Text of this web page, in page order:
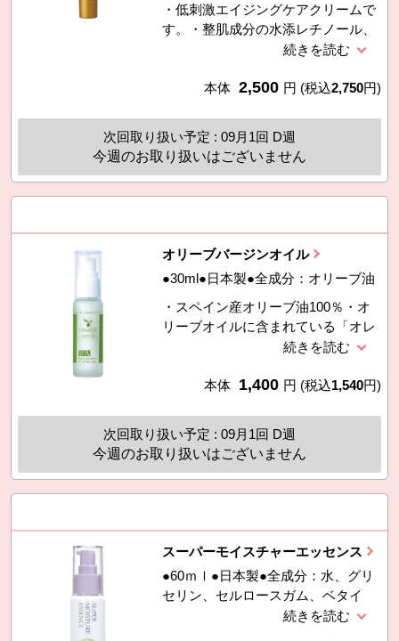
チルグルセス−２０、ステアリン酸
グリセリル（ＳＥ）、ベヘニルアル
コール、バチルアルコール、ステア
（カプリル／カプリン酸）グリセリ
アルロン酸、ラウロイルグルタミン
酸ジ（フィトステリル／オクチルド
・低刺激エイジングケアクリームで
す。・整肌成分の水添レチノール、
コエンザイムQ10と、メロン胎座エ
エキスなど5種のうるおい成分を配
済み。スティンギングテスト済み。
（スティンギングテストとは、塗布
した時の皮膚への刺激（ピリピリ・
ヒリヒリ感）を確かめるテストで
本体 2,500 円 (税込2,750円)
次回取り扱い予定 : 09月1回 D週
今週のお取り扱いはございません
オリーブバージンオイル
●30ml●日本製●全成分：オリーブ油
・スペイン産オリーブ油100％・オ
リーブオイルに含まれている「オレ
イン酸」は人の皮脂にも含まれてお
ビタミンＥも含まれており、毛髪を
り、毛髪をすこやかに保つ成分もバ
ランス良く含まれています。
本体 1,400 円 (税込1,540円)
次回取り扱い予定 : 09月1回 D週
今週のお取り扱いはございません
スーパーモイスチャーエッセンス
●60ｍｌ●日本製●全成分：水、グリ
セリン、セルロースガム、ベタイ
ン、ヒアルロン酸Ｎａ、ヒアルロン